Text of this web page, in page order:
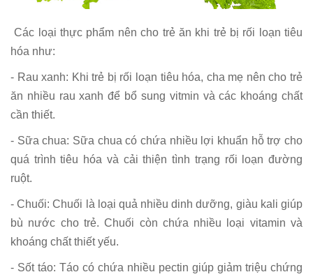
Các loại thực phẩm nên cho trẻ ăn khi trẻ bị rối loạn tiêu
hóa như:
- Rau xanh: Khi trẻ bị rối loạn tiêu hóa, cha mẹ nên cho trẻ
ăn nhiều rau xanh để bổ sung vitmin và các khoáng chất
cần thiết.
- Sữa chua: Sữa chua có chứa nhiều lợi khuẩn hỗ trợ cho
quá trình tiêu hóa và cải thiện tình trạng rối loạn đường
ruột.
- Chuối: Chuối là loại quả nhiều dinh dưỡng, giàu kali giúp
bù nước cho trẻ. Chuối còn chứa nhiều loại vitamin và
khoáng chất thiết yếu.
- Sốt táo: Táo có chứa nhiều pectin giúp giảm triệu chứng